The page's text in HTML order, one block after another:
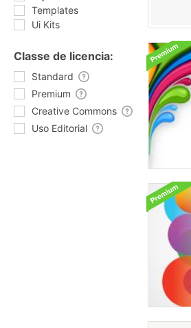
Templates
Ui Kits
Classe de licencia:
Standard
Premium
Creative Commons
Uso Editorial